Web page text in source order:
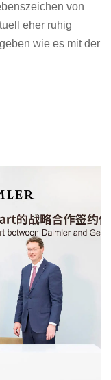
von
eher ruhig
wie es mit der